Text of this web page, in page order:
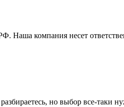
компания несет
но выбор все-таки